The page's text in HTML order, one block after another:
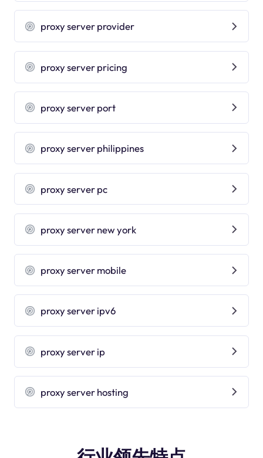
proxy server provider
proxy server pricing
proxy server port
proxy server philippines
proxy server pc
proxy server new york
proxy server mobile
proxy server ipv6
proxy server ip
proxy server hosting